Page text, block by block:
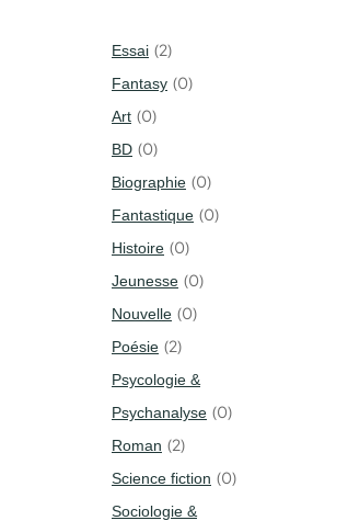
Essai 2
Fantasy 0
Art 0
BD 0
Biographie 0
Fantastique 0
Histoire 0
Jeunesse 0
Nouvelle 0
Poésie 2
Psycologie &
Psychanalyse
0
Roman 2
Science fiction 0
Sociologie &